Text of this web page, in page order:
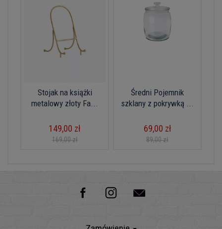
Stojak na książki
metalowy złoty Fa...
149,00 zł
169,00 zł
Średni Pojemnik
szklany z pokrywką ...
69,00 zł
89,00 zł